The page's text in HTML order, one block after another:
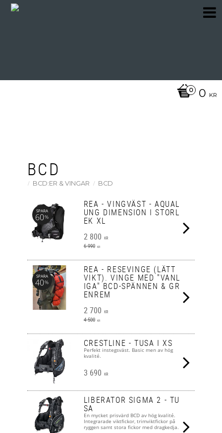
0 KR
BCD
BCD:ER & VINGAR BCD
REA - VINGVÄST - AQUAL
UNG DIMENSION I STORL
EK XL
2 800 KR
6 990 KR
SPARA
60%
REA - RESEVINGE (LÄTT
VIKT). VINGE MED "VANL
IGA" BCD-SPÄNNEN & GR
ENREM
2 700 KR
4 500 KR
SPARA
40%
CRESTLINE - TUSA I XS
Perfekt instegsväst. Basic men av hög
kvalité.
3 690 KR
LIBERATOR SIGMA 2 - TU
SA
En mycket prisvärd BCD av hög kvalité.
Integrarade viktfickor, trimviktfickor på
ryggen samt stora fickor med dragkedja.